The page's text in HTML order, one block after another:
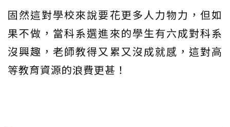
固然這對學校來說要花更多人力物力，但如
果不做，當科系選進來的學生有六成對科系
沒興趣，老師教得又累又沒成就感，這對高
等教育資源的浪費更甚！